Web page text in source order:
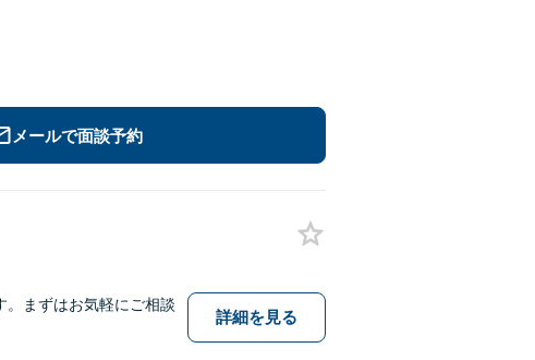
メールで面談予約
。まずはお気軽にご相談
詳細を見る